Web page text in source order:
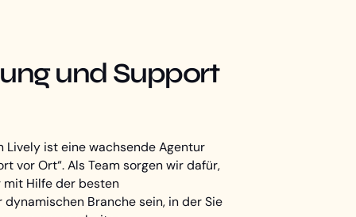
und Support
Lively ist eine wachsende Agentur
vor Ort“. Als Team sorgen wir dafür,
mit Hilfe der besten
Branche sein, in der Sie